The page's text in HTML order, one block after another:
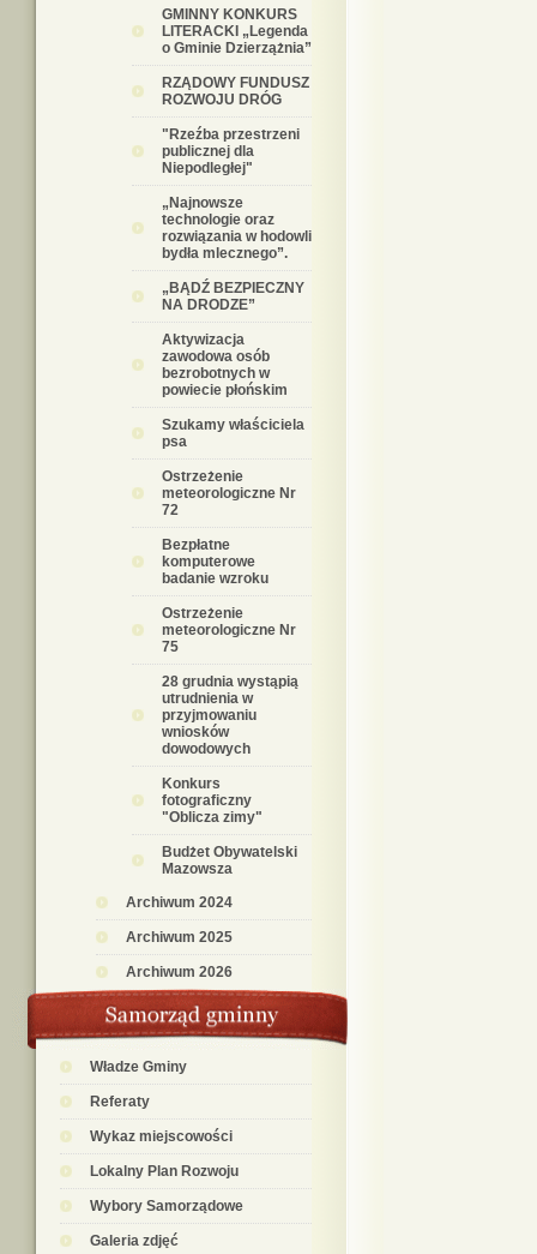
GMINNY KONKURS
LITERACKI „Legenda
o Gminie Dzierzążnia”
RZĄDOWY FUNDUSZ
ROZWOJU DRÓG
"Rzeźba przestrzeni
publicznej dla
Niepodległej"
„Najnowsze
technologie oraz
rozwiązania w hodowli
bydła mlecznego”.
„BĄDŹ BEZPIECZNY
NA DRODZE”
Aktywizacja
zawodowa osób
bezrobotnych w
powiecie płońskim
Szukamy właściciela
psa
Ostrzeżenie
meteorologiczne Nr
72
Bezpłatne
komputerowe
badanie wzroku
Ostrzeżenie
meteorologiczne Nr
75
28 grudnia wystąpią
utrudnienia w
przyjmowaniu
wniosków
dowodowych
Konkurs
fotograficzny
"Oblicza zimy"
Budżet Obywatelski
Mazowsza
Archiwum 2024
Archiwum 2025
Archiwum 2026
Władze Gminy
Referaty
Wykaz miejscowości
Lokalny Plan Rozwoju
Wybory Samorządowe
Galeria zdjęć